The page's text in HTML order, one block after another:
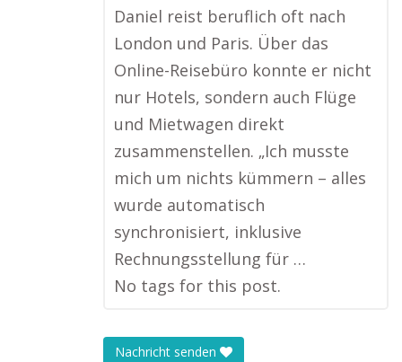
Daniel reist beruflich oft nach
London und Paris. Über das
Online-Reisebüro konnte er nicht
nur Hotels, sondern auch Flüge
und Mietwagen direkt
zusammenstellen. „Ich musste
mich um nichts kümmern – alles
wurde automatisch
synchronisiert, inklusive
Rechnungsstellung für …
No tags for this post.
Nachricht senden